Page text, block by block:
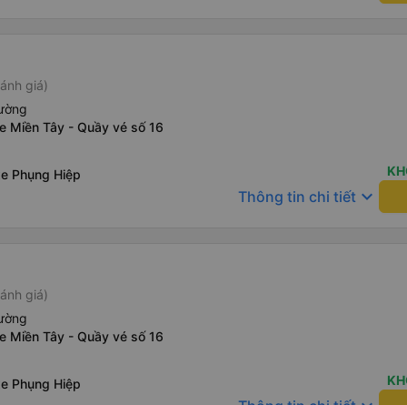
giá)
Miền Tây - Quầy vé số 16
Phụng Hiệp
Thông tin chi tiết keyboard_arrow_down
giá)
Miền Tây - Quầy vé số 16
Phụng Hiệp